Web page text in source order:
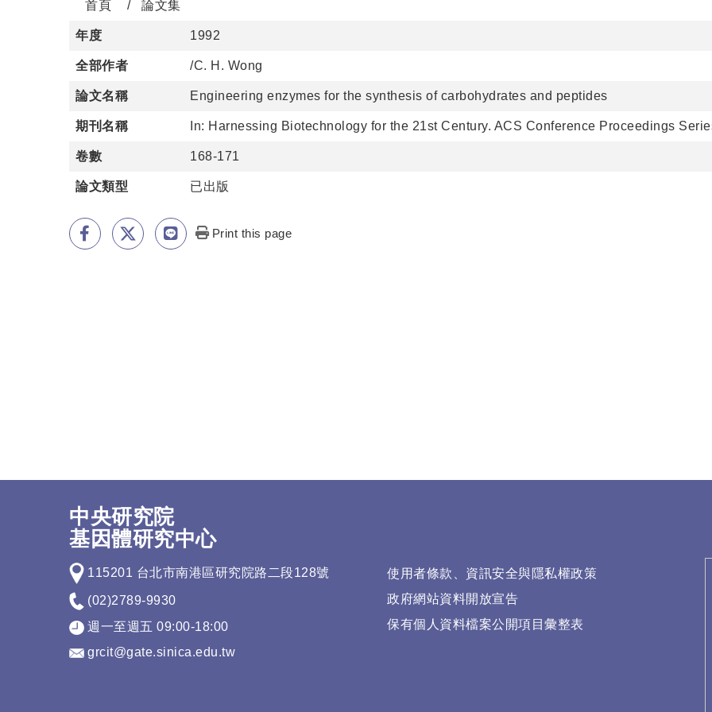
首頁 論文集
年度 1992
全部作者 /C. H. Wong
論文名稱 Engineering enzymes for the synthesis of carbohydrates and peptides
期刊名稱 In: Harnessing Biotechnology for the 21st Century. ACS Conference Proceedings
卷數 168-171
論文類型 已出版
Print this page
中央研究院
基因體研究中心
115201 台北市南港區研究院路二段128號
(02)2789-9930
週一至週五 09:00-18:00
grcit@gate.sinica.edu.tw
使用者條款、資訊安全與隱私權政策
政府網站資料開放宣告
保有個人資料檔案公開項目彙整表